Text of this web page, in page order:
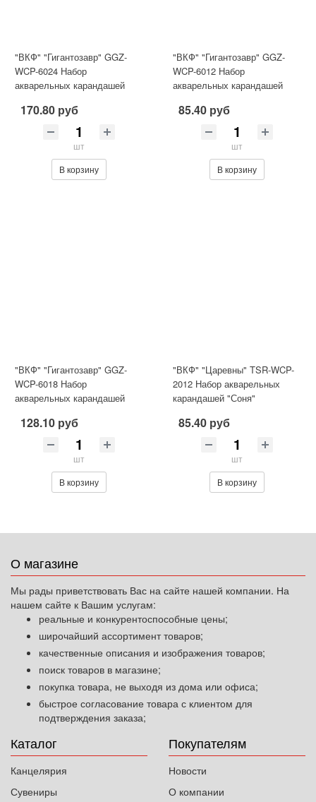
"ВКФ" "Гигантозавр" GGZ-
WCP-6024 Набор
акварельных карандашей
170.80 руб
шт
В корзину
"ВКФ" "Гигантозавр" GGZ-
WCP-6012 Набор
акварельных карандашей
85.40 руб
шт
В корзину
"ВКФ" "Гигантозавр" GGZ-
WCP-6018 Набор
акварельных карандашей
128.10 руб
шт
В корзину
"ВКФ" "Царевны" TSR-WCP-
2012 Набор акварельных
карандашей "Соня"
85.40 руб
шт
В корзину
О магазине
Мы рады приветствовать Вас на сайте нашей компании. На
нашем сайте к Вашим услугам:
реальные и конкурентоспособные цены;
широчайший ассортимент товаров;
качественные описания и изображения товаров;
поиск товаров в магазине;
покупка товара, не выходя из дома или офиса;
быстрое согласование товара с клиентом для
подтверждения заказа;
Каталог
Канцелярия
Сувениры
Покупателям
Новости
О компании